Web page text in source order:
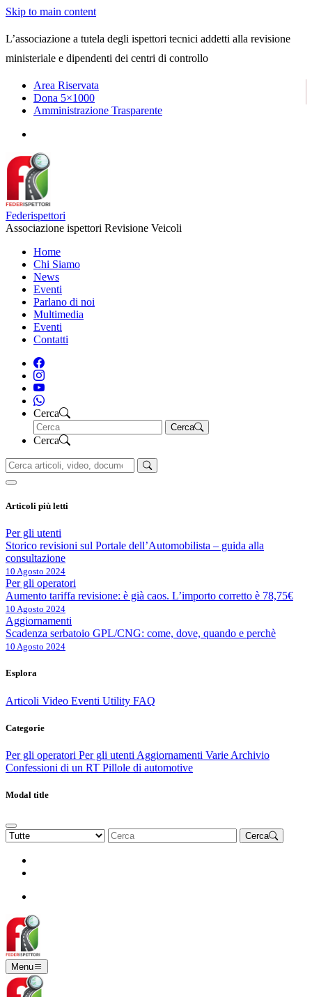
Skip to main content
L’associazione a tutela degli ispettori tecnici addetti alla revisione
ministeriale e dipendenti dei centri di controllo
Area Riservata
Dona 5×1000
Amministrazione Trasparente
Federispettori
Associazione ispettori Revisione Veicoli
Home
Chi Siamo
News
Eventi
Parlano di noi
Multimedia
Eventi
Contatti
Cerca
Cerca
Cerca
Articoli più letti
Per gli utenti
Storico revisioni sul Portale dell’Automobilista – guida alla
consultazione
10 Agosto 2024
Per gli operatori
Aumento tariffa revisione: è già caos. L’importo corretto è 78,75€
10 Agosto 2024
Aggiornamenti
Scadenza serbatoio GPL/CNG: come, dove, quando e perchè
10 Agosto 2024
Esplora
Articoli Video Eventi Utility FAQ
Categorie
Per gli operatori Per gli utenti Aggiornamenti Varie Archivio
Confessioni di un RT Pillole di automotive
Modal title
Cerca
Menu